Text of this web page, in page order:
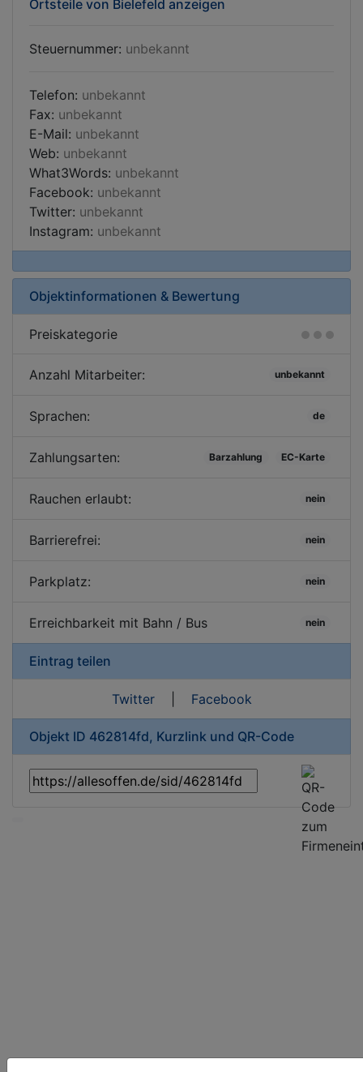
Ortsteile von Bielefeld anzeigen
Steuernummer: unbekannt
Telefon: unbekannt
Fax: unbekannt
E-Mail: unbekannt
Web: unbekannt
What3Words: unbekannt
Facebook: unbekannt
Twitter: unbekannt
Instagram: unbekannt
Objektinformationen & Bewertung
Preiskategorie
Anzahl Mitarbeiter: unbekannt
Sprachen: de
Zahlungsarten: Barzahlung EC-Karte
Rauchen erlaubt: nein
Barrierefrei: nein
Parkplatz: nein
Erreichbarkeit mit Bahn / Bus nein
Eintrag teilen
Twitter| Facebook
Objekt ID 462814fd, Kurzlink und QR-Code